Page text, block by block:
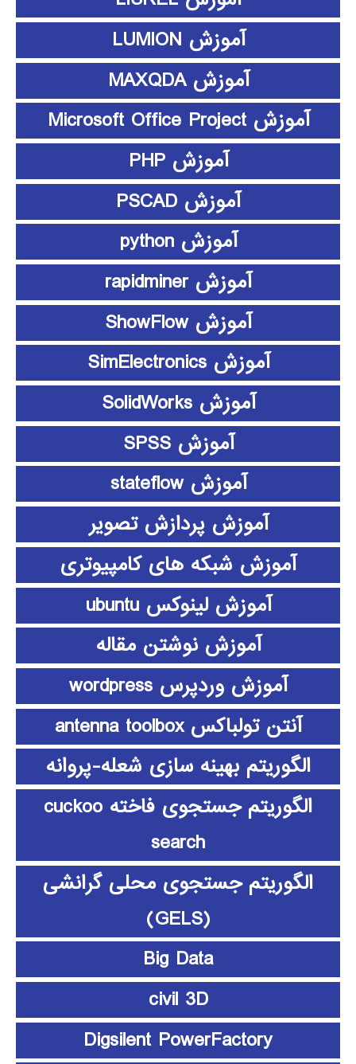
آموزش LUMION
آموزش MAXQDA
آموزش Microsoft Office Project
آموزش PHP
آموزش PSCAD
آموزش python
آموزش rapidminer
آموزش ShowFlow
آموزش SimElectronics
آموزش SolidWorks
آموزش SPSS
آموزش stateflow
آموزش پردازش تصویر
آموزش شبکه های کامپیوتری
آموزش لینوکس ubuntu
آموزش نوشتن مقاله
آموزش وردپرس wordpress
آنتن تولباکس antenna toolbox
الگوریتم بهینه سازی شعله-پروانه
الگوریتم جستجوی فاخته cuckoo
search
الگوریتم جستجوی محلی گرانشی
(GELS)
Big Data
civil 3D
Digsilent PowerFactory